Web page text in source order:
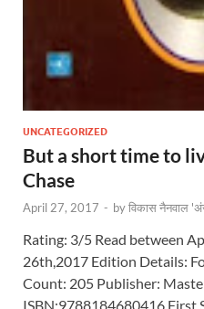
UNCATEGORIZED
But a short time to
Chase
April 27, 2017 - byविकास नैनवाल
Rating: 3/5 Read between
26th,2017 Edition Details:
Count: 205 Publisher:
ISBN:9788184680416 First